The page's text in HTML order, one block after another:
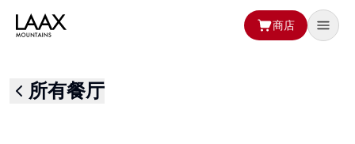
商店
所有餐厅